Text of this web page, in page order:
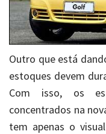
Outro que está
estoques devem
Com isso, os
concentrados na
tem apenas o